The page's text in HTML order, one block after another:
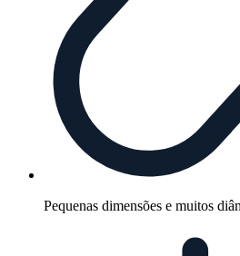
Pequenas dimensões e muitos